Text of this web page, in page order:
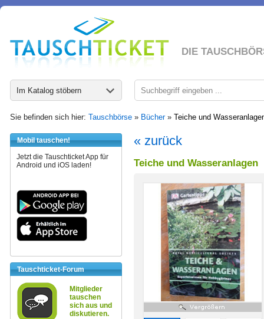
DIE
Im Katalog stöbern
Sie befinden sich hier: Tauschbörse » Bücher» Teiche und
Mobil tauschen!
Jetzt die Tauschticket App für
Android und iOS laden!
Tauschticket-Forum
Mitglieder
tauschen
sich aus und
diskutieren.
« zurück
Teiche und Wasseranlagen